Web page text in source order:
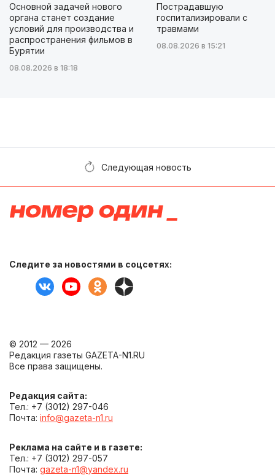
Основной задачей нового
органа станет создание
условий для производства и
распространения фильмов в
Бурятии
08.08.2026 в 18:18
Пострадавшую
госпитализировали с
травмами
08.08.2026 в 15:21
Следующая новость
Следите за новостями в соцсетях:
© 2012 — 2026
Редакция газеты GAZETA-N1.RU
Все права защищены.
Редакция сайта:
Тел.: +7 (3012) 297-046
Почта: info@gazeta-n1.ru
Реклама на сайте и в газете:
Тел.: +7 (3012) 297-057
Почта: gazeta-n1@yandex.ru